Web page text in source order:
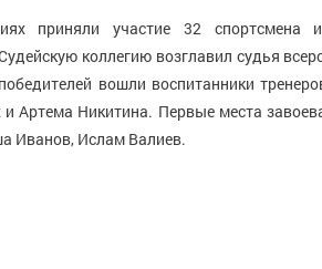
приняли участие 32 спортсмена
коллегию возглавил судья
вошли воспитанники
и Артема Никитина. Первые места
Иванов, Ислам Валиев.